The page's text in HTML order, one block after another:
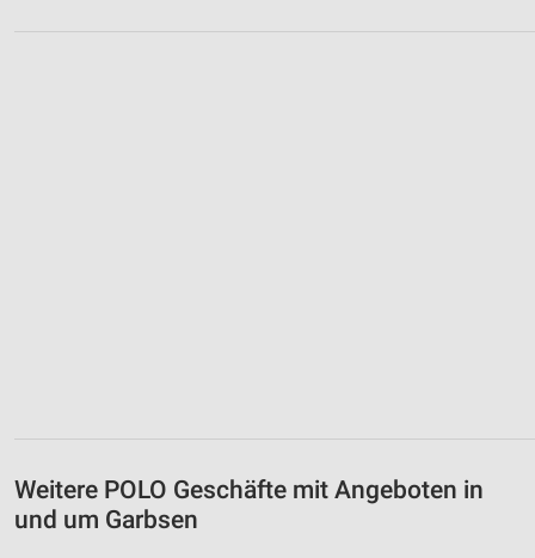
Weitere POLO Geschäfte mit Angeboten in
und um Garbsen